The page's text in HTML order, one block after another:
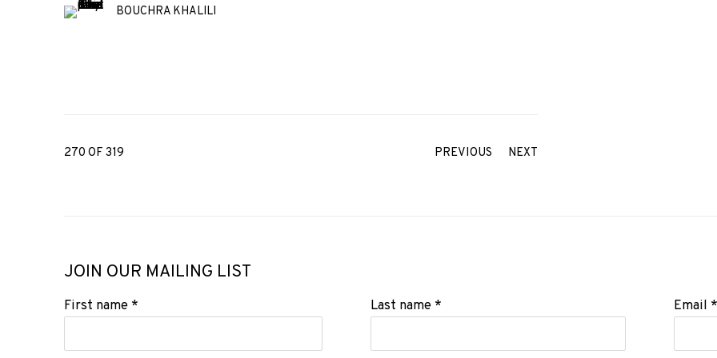
BOUCHRA KHALILI
PREVIOUS NEXT
270 OF 319
JOIN OUR MAILING LIST
First name * Last name * Email *